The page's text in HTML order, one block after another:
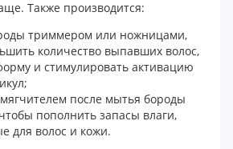
Также производится:
триммером или ножницами,
количество выпавших волос,
и стимулировать активацию
после мытья бороды
пополнить запасы влаги,
для волос и кожи.